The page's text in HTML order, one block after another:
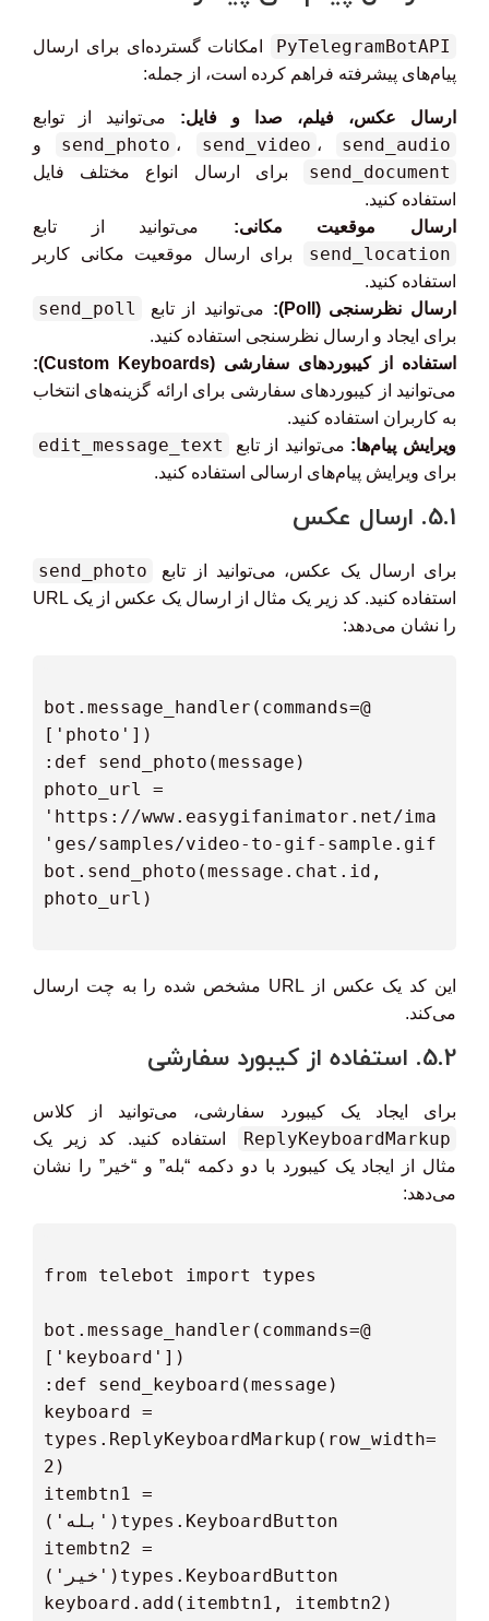
PyTelegramBotAPI
امکانات گسترده‌ای برای ارسال
پیام‌های پیشرفته فراهم کرده است، از جمله:
ارسال عکس، فیلم، صدا و فایل: می‌توانید از توابع
send_photo ، send_video ، send_audio و
send_document
برای ارسال انواع مختلف فایل
استفاده کنید.
ارسال موقعیت مکانی: می‌توانید از تابع
send_location
برای ارسال موقعیت مکانی کاربر
استفاده کنید.
ارسال نظرسنجی (Poll):
می‌توانید از تابع send_poll
برای ایجاد و ارسال نظرسنجی استفاده کنید.
استفاده از کیبوردهای سفارشی (Custom Keyboards):
می‌توانید از کیبوردهای سفارشی برای ارائه گزینه‌های انتخاب
به کاربران استفاده کنید.
ویرایش پیام‌ها: می‌توانید از تابع edit_message_text
برای ویرایش پیام‌های ارسالی استفاده کنید.
5.1. ارسال عکس
برای ارسال یک عکس، می‌توانید از تابع send_photo
استفاده کنید. کد زیر یک مثال از ارسال یک عکس از یک URL
را نشان می‌دهد:
@bot.message_handler(commands=
  photo_url =
'https://www.easygifanimator.net/ima
  bot.send_photo(message.chat.id,
این کد یک عکس از URL مشخص شده را به چت ارسال
می‌کند.
5.2. استفاده از کیبورد سفارشی
برای ایجاد یک کیبورد سفارشی، می‌توانید از کلاس
ReplyKeyboardMarkup
استفاده کنید. کد زیر یک
مثال از ایجاد یک کیبورد با دو دکمه “بله” و “خیر” را نشان
می‌دهد:
@bot.message_handler(commands=
  keyboard =
types.ReplyKeyboardMarkup(row_width=
  itembtn1 =
  itembtn2 =